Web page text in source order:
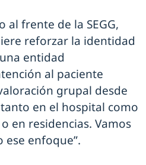
al frente de la SEGG,
reforzar la identidad
entidad
al paciente
grupal desde
en el hospital como
en residencias. Vamos
enfoque”.